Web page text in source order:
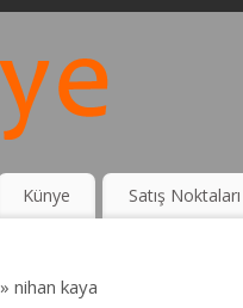
Künye Satış Noktaları
nihan kaya